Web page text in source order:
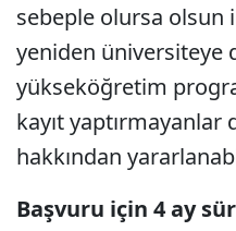
sebeple olursa olsun
yeniden üniversiteye
yükseköğretim
kayıt
hakkından
Başvuru için 4 ay